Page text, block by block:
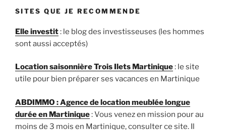
SITES QUE JE RECOMMENDE
Elle investit: le blog des investisseuses (les hommes
sont aussi acceptés)
Location saisonnière Trois Ilets Martinique: le site
utile pour bien préparer ses vacances en Martinique
ABDIMMO : Agence de location meublée longue
durée en Martinique: Vous venez en mission pour au
moins de 3 mois en Martinique, consulter ce site. Il